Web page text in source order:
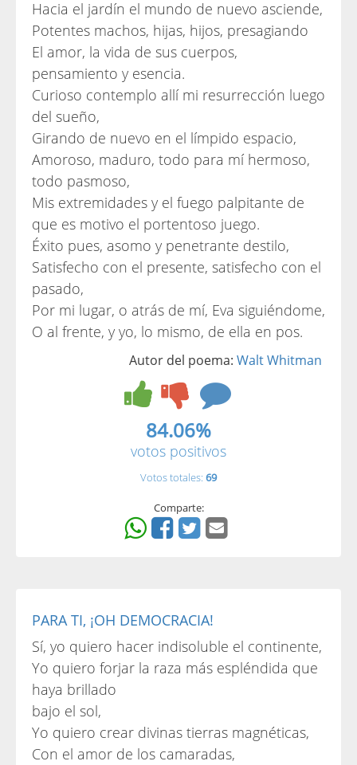
Hacia el jardín el mundo de nuevo asciende,
Potentes machos, hijas, hijos, presagiando
El amor, la vida de sus cuerpos,
pensamiento y esencia.
Curioso contemplo allí mi resurrección luego
del sueño,
Girando de nuevo en el límpido espacio,
Amoroso, maduro, todo para mí hermoso,
todo pasmoso,
Mis extremidades y el fuego palpitante de
que es motivo el portentoso juego.
Éxito pues, asomo y penetrante destilo,
Satisfecho con el presente, satisfecho con el
pasado,
Por mi lugar, o atrás de mí, Eva siguiéndome,
O al frente, y yo, lo mismo, de ella en pos.
Autor del poema: Walt Whitman
84.06%
votos positivos
Votos totales: 69
Comparte:
PARA TI, ¡OH DEMOCRACIA!
Sí, yo quiero hacer indisoluble el continente,
Yo quiero forjar la raza más espléndida que
haya brillado
bajo el sol,
Yo quiero crear divinas tierras magnéticas,
Con el amor de los camaradas,